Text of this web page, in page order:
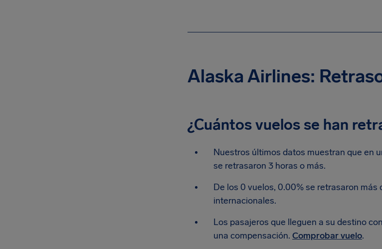
Alaska Airlines:
¿Cuántos vuelos se han
Nuestros últimos datos muestran que en
se retrasaron 3 horas o más.
De los 0 vuelos, 0.00% se retrasaron
internacionales.
Los pasajeros que lleguen a su destino
una compensación. Comprobar vuelo.